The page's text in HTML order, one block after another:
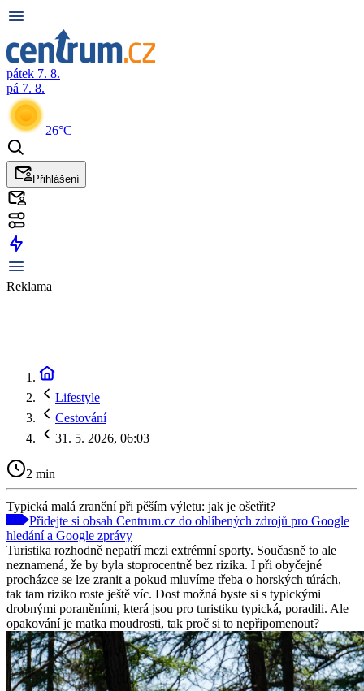
pátek 7. 8.
pá 7. 8.
26°C
Přihlášení
Reklama
Lifestyle
Cestování
31. 5. 2026, 06:03
2 min
Typická malá zranění při pěším výletu: jak je ošetřit?
Přidejte si obsah Centrum.cz do oblíbených zdrojů pro Google
hledání a Google zprávy
Turistika rozhodně nepatří mezi extrémní sporty. Současně to ale
neznamená, že by byla stoprocentně bez rizika. I při obyčejné
procházce se lze zranit a pokud mluvíme třeba o horských túrách,
tak tam riziko roste ještě víc. Dost možná byste si s typickými
drobnými poraněními, která jsou pro turistiku typická, poradili. Ale
opakování je matka moudrosti, tak proč si to nepřipomenout?